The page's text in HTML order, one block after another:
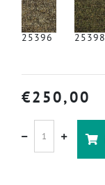
25396 25398
€250,00